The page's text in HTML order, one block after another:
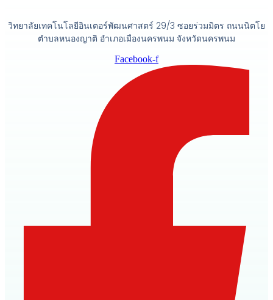
วิทยาลัยเทคโนโลยีอินเตอร์พัฒนศาสตร์ 29/3 ซอยร่วมมิตร ถนนนิตโย
ตำบลหนองญาติ อำเภอเมืองนครพนม จังหวัดนครพนม
Facebook-f